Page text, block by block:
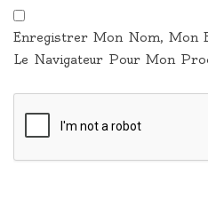
Enregistrer Mon Nom, Mon
Le Navigateur Pour Mon